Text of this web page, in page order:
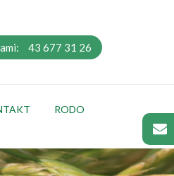
43 677 31 26
RODO